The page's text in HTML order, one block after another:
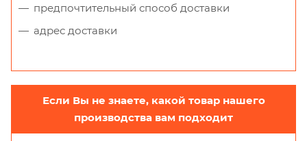
предпочтительный способ доставки
адрес доставки
Если Вы не знаете, какой товар нашего
производства вам подходит